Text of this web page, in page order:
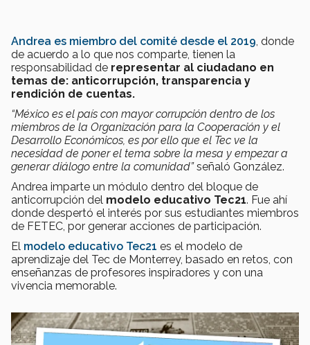
Andrea es miembro del comité desde el 2019, donde
de acuerdo a lo que nos comparte, tienen la
responsabilidad de representar al ciudadano en
temas de: anticorrupción, transparencia y
rendición de cuentas.
“México es el país con mayor corrupción dentro de los
miembros de la Organización para la Cooperación y el
Desarrollo Económicos, es por ello que el Tec ve la
necesidad de poner el tema sobre la mesa y empezar a
generar diálogo entre la comunidad”señaló González.
Andrea imparte un módulo dentro del bloque de
anticorrupción del modelo educativo Tec21. Fue ahí
donde despertó el interés por sus estudiantes miembros
de FETEC, por generar acciones de participación.
El modelo educativo Tec21 es el modelo de
aprendizaje del Tec de Monterrey, basado en retos, con
enseñanzas de profesores inspiradores y con una
vivencia memorable.